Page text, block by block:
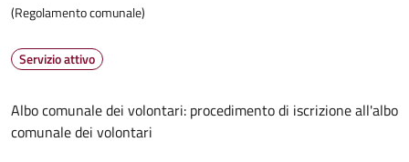
(Regolamento comunale)
Servizio attivo
Albo comunale dei volontari: procedimento di iscrizione all'albo
comunale dei volontari